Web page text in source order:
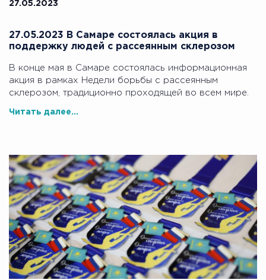
27.05.2023
27.05.2023 В Самаре состоялась акция в
поддержку людей с рассеянным склерозом
В конце мая в Самаре состоялась информационная
акция в рамках Недели борьбы с рассеянным
склерозом, традиционно проходящей во всем мире.
Читать далее...